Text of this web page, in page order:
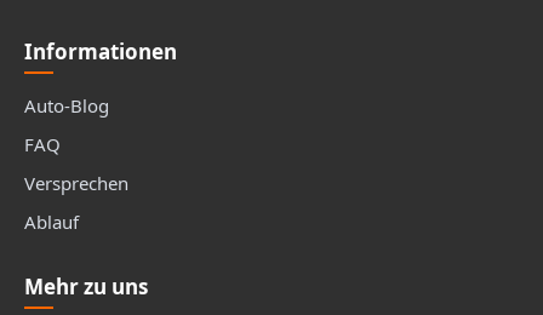
Informationen
Auto-Blog
FAQ
Versprechen
Ablauf
Mehr zu uns